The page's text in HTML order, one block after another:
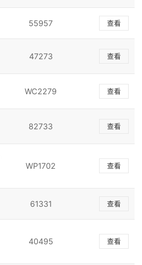
55957 查看
47273 查看
WC2279 查看
82733 查看
WP1702 查看
61331 查看
40495 查看